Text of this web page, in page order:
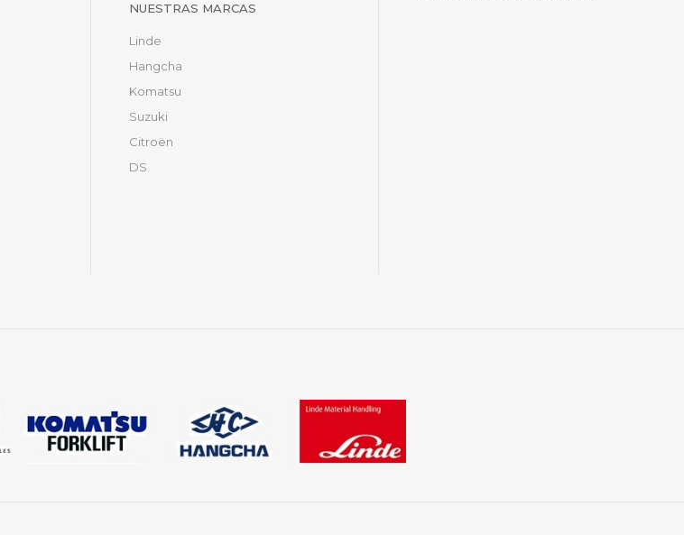
NUESTRAS MARCAS
Linde
Hangcha
Komatsu
Suzuki
Citroën
DS